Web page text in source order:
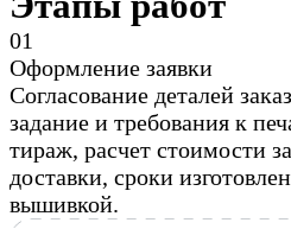
01
Оформление заявки
Согласование деталей
задание и требования к
тираж, расчет стоимости
доставки, сроки
вышивкой.